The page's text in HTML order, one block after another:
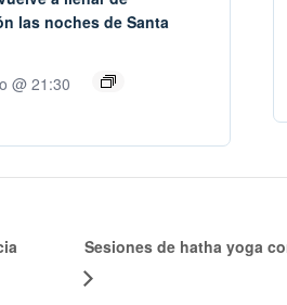
las noches de Santa
@ 21:30
Sesiones de hatha yoga